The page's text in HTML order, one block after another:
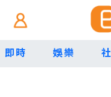
即時 娛樂